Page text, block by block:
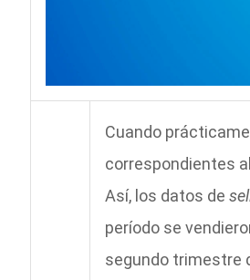
Cuando
correspondientes
Así, los datos de
período se
segundo trimestre